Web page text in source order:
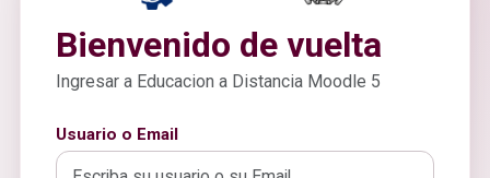
Bienvenido de vuelta
Ingresar a Educacion a Distancia Moodle 5
Usuario o Email